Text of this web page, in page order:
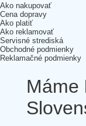
Ako nakupovať
Cena dopravy
Ako platiť
Ako reklamovať
Servisné strediská
Obchodné podmienky
Reklamačné podmienky
Máme